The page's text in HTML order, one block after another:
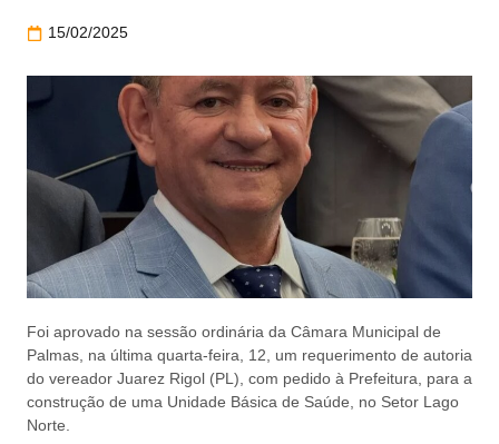
15/02/2025
Foi aprovado na sessão ordinária da Câmara Municipal de
Palmas, na última quarta-feira, 12, um requerimento de autoria
do vereador Juarez Rigol (PL), com pedido à Prefeitura, para a
construção de uma Unidade Básica de Saúde, no Setor Lago
Norte.